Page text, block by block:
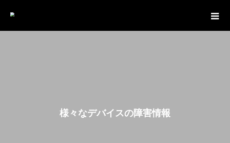
様々なデバイスの障害情報を